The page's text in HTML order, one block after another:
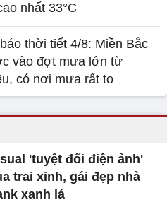
nhất 33°C
thời tiết 4/8: Miền Bắc
vào đợt mưa lớn từ
có nơi mưa rất to
'tuyệt đối điện ảnh'
trai xinh, gái đẹp nhà
xanh lá